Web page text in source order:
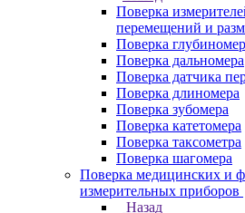
Поверка
перемещений и
Поверка
Поверка дальномера
Поверка датчика
Поверка длиномера
Поверка зубомера
Поверка катетомера
Поверка таксометра
Поверка шагомера
Поверка медицинских и
измерительных приборов
Назад